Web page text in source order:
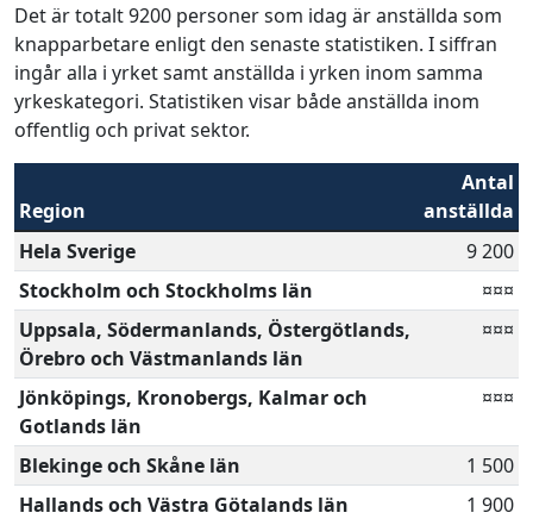
Det är totalt 9200 personer som idag är anställda som
knapparbetare enligt den senaste statistiken. I siffran
ingår alla i yrket samt anställda i yrken inom samma
yrkeskategori. Statistiken visar både anställda inom
offentlig och privat sektor.
Region
Antal
anställda
Hela Sverige
9 200
Stockholm och Stockholms län
¤¤¤
Uppsala, Södermanlands, Östergötlands,
Örebro och Västmanlands län
¤¤¤
Jönköpings, Kronobergs, Kalmar och
Gotlands län
¤¤¤
Blekinge och Skåne län
1 500
Hallands och Västra Götalands län
1 900